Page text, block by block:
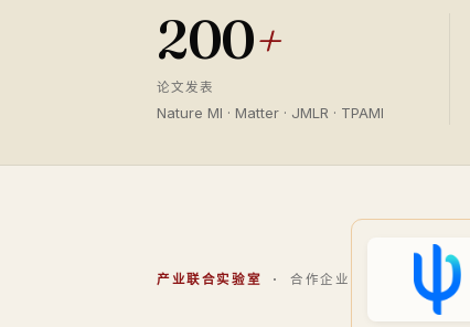
200+
论文发表
Nature MI · Matter · JMLR · TPAMI
产业联合实验室 · 合作企业